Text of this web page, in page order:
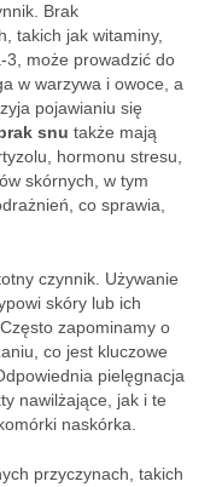
Brak
takich jak witaminy,
3, może prowadzić do
w warzywa i owoce, a
pojawianiu się
snu także mają
hormonu stresu,
skórnych, w tym
co sprawia,
czynnik. Używanie
skóry lub ich
zapominamy o
co jest kluczowe
pielęgnacja
nawilżające, jak i te
naskórka.
przyczynach, takich